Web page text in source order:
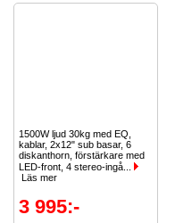
1500W ljud 30kg med EQ,
kablar, 2x12" sub basar, 6
diskanthorn, förstärkare med
LED-front, 4 stereo-ingå...
Läs mer
3 995:-